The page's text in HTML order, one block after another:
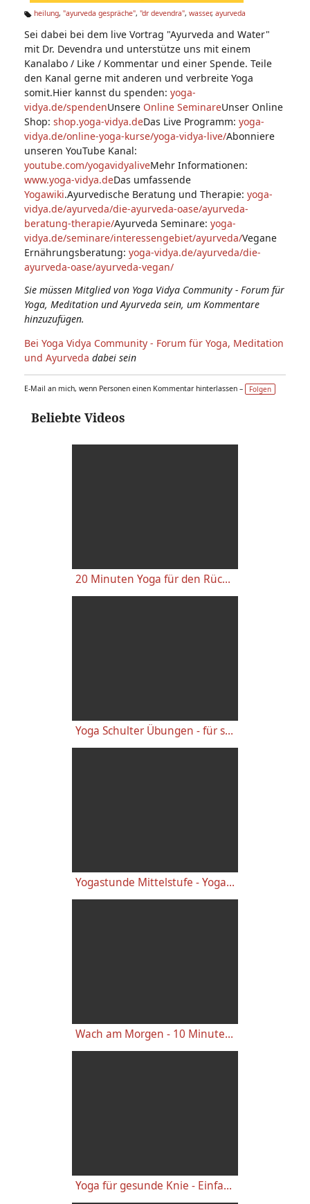
g
s:
heilung, "ayurveda gespräche", "dr devendra", wasser, ayurveda
Sei dabei bei dem live Vortrag "Ayurveda and Water"
mit Dr. Devendra und unterstütze uns mit einem
Kanalabo / Like / Kommentar und einer Spende. Teile
den Kanal gerne mit anderen und verbreite Yoga
somit.Hier kannst du spenden: yoga-
vidya.de/spendenUnsere Online SeminareUnser Online
Shop: shop.yoga-vidya.deDas Live Programm: yoga-
vidya.de/online-yoga-kurse/yoga-vidya-live/Abonniere
unseren YouTube Kanal:
youtube.com/yogavidyaliveMehr Informationen:
www.yoga-vidya.deDas umfassende
Yogawiki.Ayurvedische Beratung und Therapie: yoga-
vidya.de/ayurveda/die-ayurveda-oase/ayurveda-
beratung-therapie/Ayurveda Seminare: yoga-
vidya.de/seminare/interessengebiet/ayurveda/Vegane
Ernährungsberatung: yoga-vidya.de/ayurveda/die-
ayurveda-oase/ayurveda-vegan/
Sie müssen Mitglied von Yoga Vidya Community - Forum für
Yoga, Meditation und Ayurveda sein, um Kommentare
hinzuzufügen.
Bei Yoga Vidya Community - Forum für Yoga, Meditation
und Ayurveda dabei sein
E-Mail an mich, wenn Personen einen Kommentar hinterlassen – Folgen
Beliebte Videos
20 Minuten Yoga für den Rücken - Anfänger-Level
Yoga Schulter Übungen - für starke gesunde Schultern, gegen Schulterschmerzen
Yogastunde Mittelstufe - Yoga Vidya Grundreihe
Wach am Morgen - 10 Minuten Yogastunde für Energie
Yoga für gesunde Knie - Einfache wirkungsvolle Gelenkübungen